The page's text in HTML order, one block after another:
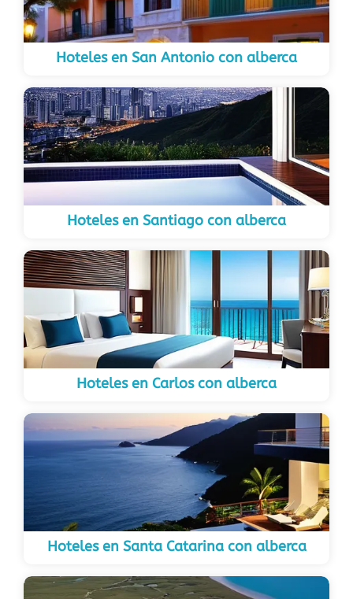
Hoteles en San Antonio con alberca
Hoteles en Santiago con alberca
Hoteles en Carlos con alberca
Hoteles en Santa Catarina con alberca